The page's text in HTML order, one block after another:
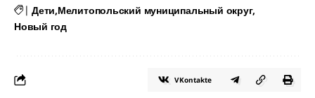
| Дети Мелитопольский муниципальный округ
Новый год
VKontakte